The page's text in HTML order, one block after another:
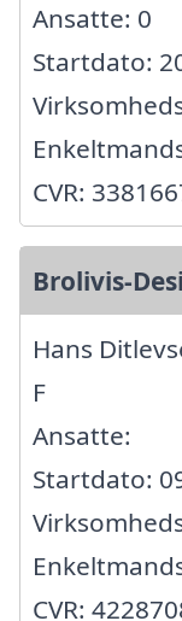
Ansatte: 0
Startdato:
CVR:
Brolivis-
Hans
F
Ansatte:
Startdato:
CVR: